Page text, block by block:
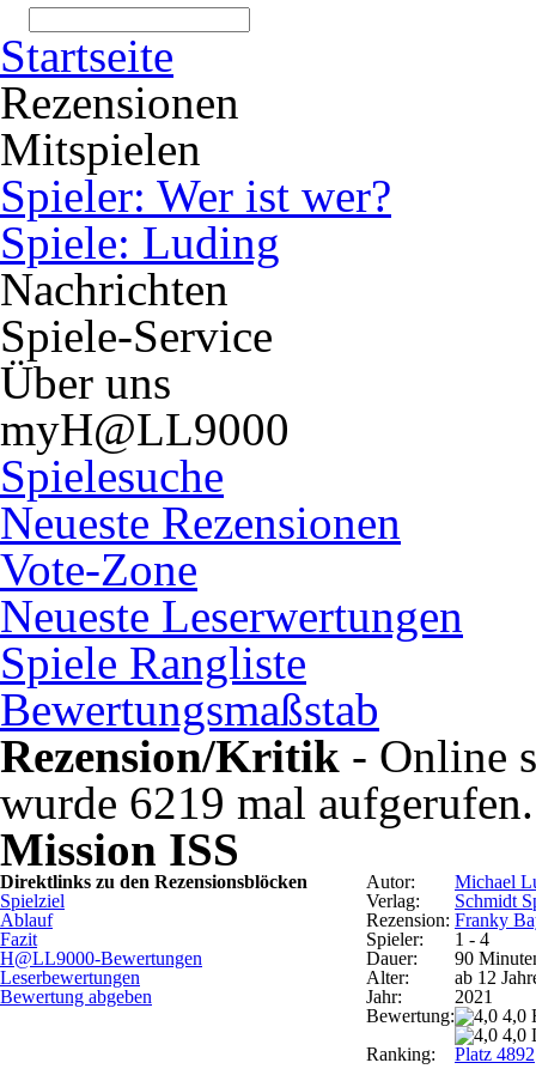
Startseite
Rezensionen
Mitspielen
Spieler: Wer ist wer?
Spiele: Luding
Nachrichten
Spiele-Service
Über uns
myH@LL9000
Spielesuche
Neueste Rezensionen
Vote-Zone
Neueste Leserwertungen
Spiele Rangliste
Bewertungsmaßstab
Rezension/Kritik - Online
wurde 6219 mal aufgerufen.
Mission ISS
Direktlinks zu den Rezensionsblöcken
Spielziel
Ablauf
Fazit
H@LL9000-Bewertungen
Leserbewertungen
Bewertung abgeben
Autor:
Michael
Verlag:
Schmidt
Rezension: Franky
Spieler:
1 - 4
Dauer:
90
Alter:
ab 12
Jahr:
2021
Bewertung:
4,0
4,0
Ranking:
Platz 4892